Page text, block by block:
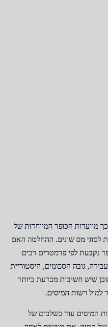
מוועדות הכופר המיוחדות של
לסוגי מס שונים. ההחלטה האם
נקבעת לפי פרמטרים רבים
גובה הסכומים, היסטוריית
שיש חשיבות מכרעת ביותר
למול רשות המיסים.
המיסים עוד בשלבים של